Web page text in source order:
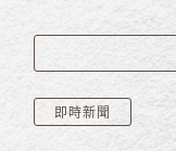
即時新聞